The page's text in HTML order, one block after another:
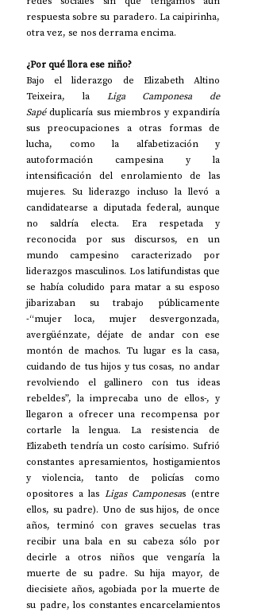
respuesta sobre su paradero. La caipirinha,
otra vez, se nos derrama encima.
¿Por qué llora ese niño?
Bajo el liderazgo de Elizabeth Altino
Teixeira, la Liga Camponesa de
Sapé duplicaría sus miembros y expandiría
sus preocupaciones a otras formas de
lucha, como la alfabetización y
autoformación campesina y la
intensificación del enrolamiento de las
mujeres. Su liderazgo incluso la llevó a
candidatearse a diputada federal, aunque
no saldría electa. Era respetada y
reconocida por sus discursos, en un
mundo campesino caracterizado por
liderazgos masculinos. Los latifundistas que
se había coludido para matar a su esposo
jibarizaban su trabajo públicamente
-“mujer loca, mujer desvergonzada,
avergüénzate, déjate de andar con ese
montón de machos. Tu lugar es la casa,
cuidando de tus hijos y tus cosas, no andar
revolviendo el gallinero con tus ideas
rebeldes”, la imprecaba uno de ellos-, y
llegaron a ofrecer una recompensa por
cortarle la lengua. La resistencia de
Elizabeth tendría un costo carísimo. Sufrió
constantes apresamientos, hostigamientos
y violencia, tanto de policías como
opositores a las Ligas Camponesas (entre
ellos, su padre). Uno de sus hijos, de once
años, terminó con graves secuelas tras
recibir una bala en su cabeza sólo por
decirle a otros niños que vengaría la
muerte de su padre. Su hija mayor, de
diecisiete años, agobiada por la muerte de
su padre, los constantes encarcelamientos